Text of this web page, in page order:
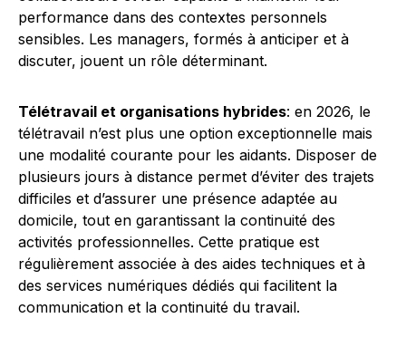
performance dans des contextes personnels
sensibles. Les managers, formés à anticiper et à
discuter, jouent un rôle déterminant.
Télétravail et organisations hybrides: en 2026, le
télétravail n’est plus une option exceptionnelle mais
une modalité courante pour les aidants. Disposer de
plusieurs jours à distance permet d’éviter des trajets
difficiles et d’assurer une présence adaptée au
domicile, tout en garantissant la continuité des
activités professionnelles. Cette pratique est
régulièrement associée à des aides techniques et à
des services numériques dédiés qui facilitent la
communication et la continuité du travail.